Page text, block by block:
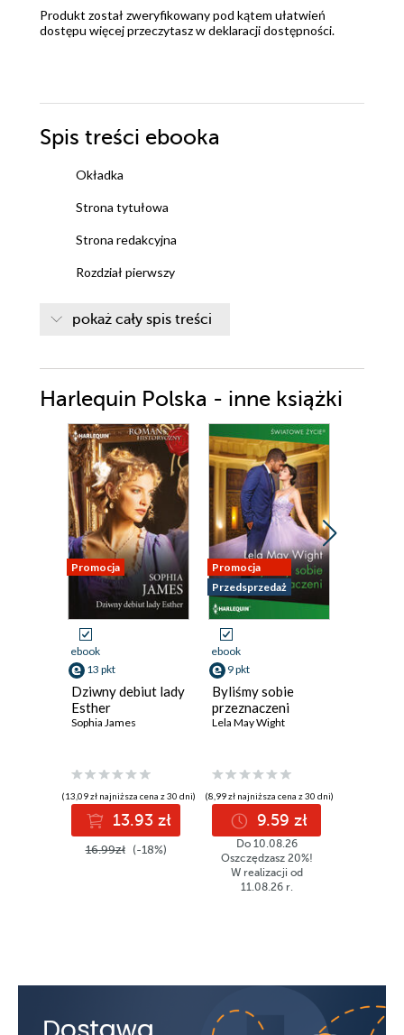
Produkt został zweryfikowany pod kątem ułatwień
dostępu więcej przeczytasz wdeklaracji dostępności.
Spis treści ebooka
Okładka
Strona tytułowa
Strona redakcyjna
Rozdział pierwszy
Rozdział czwarty
Rozdział piąty
Rozdział szósty
Rozdział siódmy
Rozdział ósmy
Rozdział dziewiąty
Rozdział dziesiąty
Rozdział jedenasty
Rozdział dwunasty
Rozdział trzynasty
pokaż cały spis treści
Harlequin Polska - inne książki
Promocja
ebook
13 pkt
Dziwny debiut lady
Esther
Sophia James
(13,09 zł najniższa cena z 30 dni)
13.93 zł
16.99zł (-18%)
Promocja
Przedsprzedaż
ebook
9 pkt
Byliśmy sobie
przeznaczeni
Lela May Wight
(8,99 zł najniższa cena z 30 dni)
9.59 zł
Do 10.08.26
Oszczędzasz 20%!
W realizacji od
11.08.26 r.